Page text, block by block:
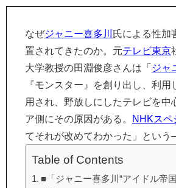
なぜジャニー喜多川
氏による性加
置されてきたのか。元テレビ東京
大学教授の田淵俊彦さんは「 ジャ
『モンスター』を創り出し、利用
用され、野放しにしたテレビを中
ア側にその原因がある。
NHKスペ
てそれが改めてわかった」とい
Table of Contents
■「ジャニー喜多川“アイドル帝